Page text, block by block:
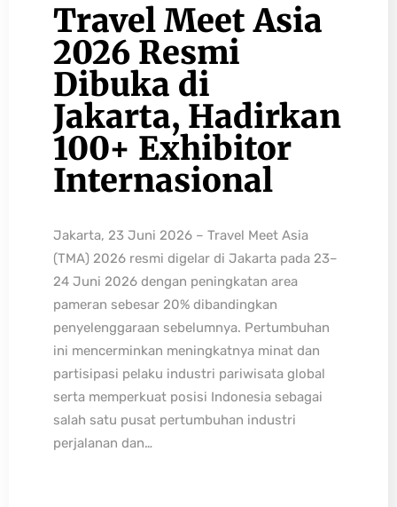
Travel Meet Asia
2026 Resmi
Dibuka di
Jakarta, Hadirkan
100+ Exhibitor
Internasional
Jakarta, 23 Juni 2026 – Travel Meet Asia
(TMA) 2026 resmi digelar di Jakarta pada 23–
24 Juni 2026 dengan peningkatan area
pameran sebesar 20% dibandingkan
penyelenggaraan sebelumnya. Pertumbuhan
ini mencerminkan meningkatnya minat dan
partisipasi pelaku industri pariwisata global
serta memperkuat posisi Indonesia sebagai
salah satu pusat pertumbuhan industri
perjalanan dan…